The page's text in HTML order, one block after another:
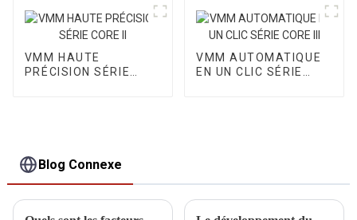
VMM HAUTE
PRÉCISION SÉRIE
VMM AUTOMATIQUE
EN UN CLIC SÉRIE
Blog Connexe